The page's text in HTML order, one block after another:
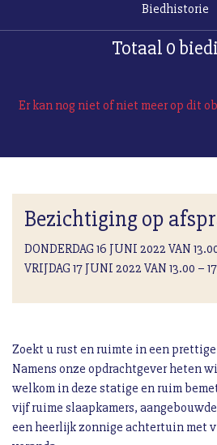
Biedhistorie
Totaal 0
Er kan nog niet of niet meer op dit
Bezichtiging op
DONDERDAG 16 JUNI 2022 VAN
VRIJDAG 17 JUNI 2022 VAN 13.00 –
Zoekt u rust en ruimte in een
Namens onze opdrachtgever heten
welkom in deze statige en ruim
vijf ruime slaapkamers,
een heerlijk zonnige achtertuin met